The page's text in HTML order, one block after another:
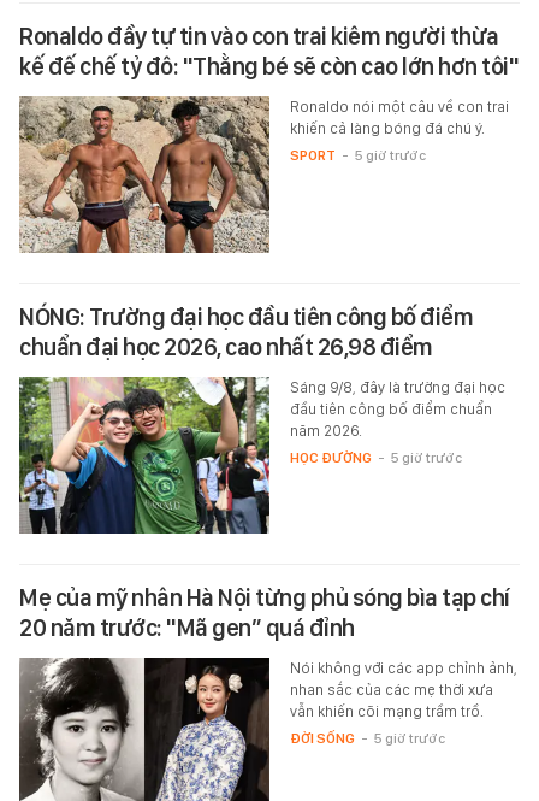
Ronaldo đầy tự tin vào con trai kiêm người thừa
kế đế chế tỷ đô: "Thằng bé sẽ còn cao lớn hơn tôi"
Ronaldo nói một câu về con trai
khiến cả làng bóng đá chú ý.
SPORT - 5 giờ trước
NÓNG: Trường đại học đầu tiên công bố điểm
chuẩn đại học 2026, cao nhất 26,98 điểm
Sáng 9/8, đây là trường đại học
đầu tiên công bố điểm chuẩn
năm 2026.
HỌC ĐƯỜNG - 5 giờ trước
Mẹ của mỹ nhân Hà Nội từng phủ sóng bìa tạp chí
20 năm trước: "Mã gen” quá đỉnh
Nói không với các app chỉnh ảnh,
nhan sắc của các mẹ thời xưa
vẫn khiến cõi mạng trầm trồ.
ĐỜI SỐNG - 5 giờ trước